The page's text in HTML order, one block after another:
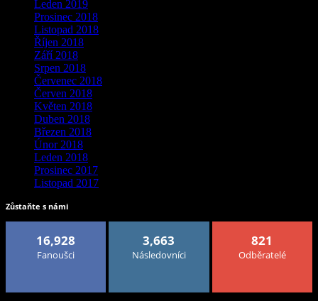
Leden 2019
Prosinec 2018
Listopad 2018
Říjen 2018
Září 2018
Srpen 2018
Červenec 2018
Červen 2018
Květen 2018
Duben 2018
Březen 2018
Únor 2018
Leden 2018
Prosinec 2017
Listopad 2017
Zůstaňte s námi
16,928
Fanoušci
3,663
Následovníci
821
Odběratelé